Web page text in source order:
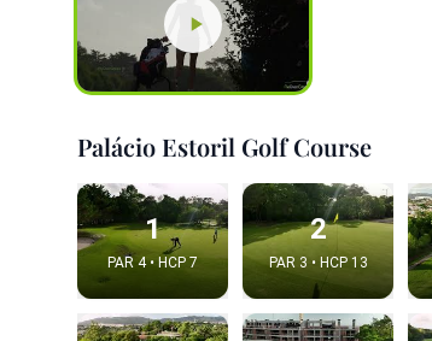
Palácio Estoril Golf Course
1
PAR 4 • HCP 7
2
PAR 3 • HCP 13